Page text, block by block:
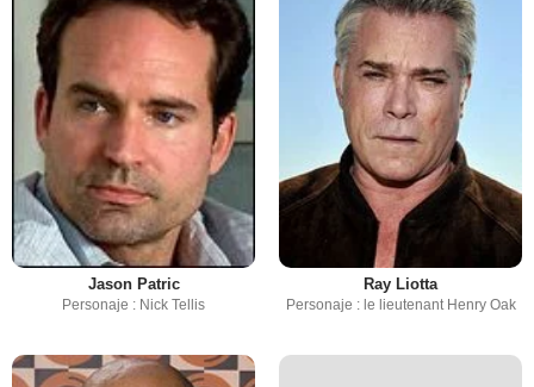
Jason Patric
Personaje : Nick Tellis
Ray Liotta
Personaje : le lieutenant Henry Oak